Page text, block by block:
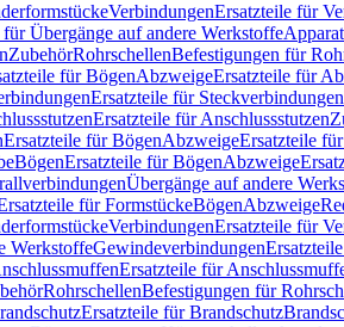
VerbindungenErsatzteile für
Übergänge auf andere Werkstoffe
ZubehörRohrschellenBefestigungen für
für BögenAbzweigeErsatzteile für
Ersatzteile für Steckverbindungen
Ersatzteile für Anschlussstutzen
Ersatzteile für BögenAbzweigeErsatzteile
BögenErsatzteile für BögenAbzweige
Übergänge auf andere
für FormstückeBögenAbzweige
VerbindungenErsatzteile für
WerkstoffeGewindeverbindungen
Ersatzteile für
RohrschellenBefestigungen für
Ersatzteile für Brandschutz